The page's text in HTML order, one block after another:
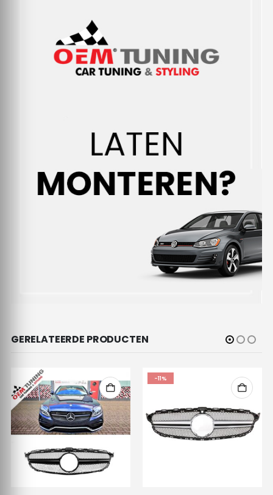
GERELATEERDE PRODUCTEN
-11%